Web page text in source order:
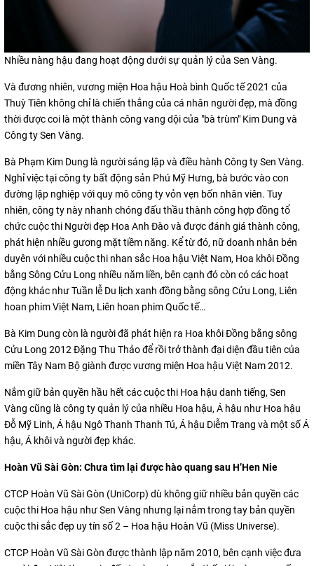
Nhiều nàng hậu đang hoạt động dưới sự quản lý của Sen Vàng.
Và đương nhiên, vương miện Hoa hậu Hoà bình Quốc tế 2021 của
Thuỳ Tiên không chỉ là chiến thắng của cá nhân người đẹp, mà đồng
thời được coi là một thành công vang dội của "bà trùm" Kim Dung và
Công ty Sen Vàng.
Bà Phạm Kim Dung là người sáng lập và điều hành Công ty Sen Vàng.
Nghỉ việc tại công ty bất động sản Phú Mỹ Hưng, bà bước vào con
đường lập nghiệp với quy mô công ty vỏn vẹn bốn nhân viên. Tuy
nhiên, công ty này nhanh chóng đấu thầu thành công hợp đồng tổ
chức cuộc thi Người đẹp Hoa Anh Đào và được đánh giá thành công,
phát hiện nhiều gương mặt tiềm năng. Kể từ đó, nữ doanh nhân bén
duyên với nhiều cuộc thi nhan sắc Hoa hậu Việt Nam, Hoa khôi Ðồng
bằng Sông Cửu Long nhiều năm liền, bên cạnh đó còn có các hoạt
động khác như Tuần lễ Du lịch xanh đồng bằng sông Cửu Long, Liên
hoan phim Việt Nam, Liên hoan phim Quốc tế…
Bà Kim Dung còn là người đã phát hiện ra Hoa khôi Đồng bằng sông
Cửu Long 2012 Đặng Thu Thảo để rồi trở thành đại diện đầu tiên của
miền Tây Nam Bộ giành được vương miện Hoa hậu Việt Nam 2012.
Nắm giữ bản quyền hầu hết các cuộc thi Hoa hậu danh tiếng, Sen
Vàng cũng là công ty quản lý của nhiều Hoa hậu, Á hậu như Hoa hậu
Đỗ Mỹ Linh, Á hậu Ngô Thanh Thanh Tú, Á hậu Diễm Trang và một số Á
hậu, Á khôi và người đẹp khác.
Hoàn Vũ Sài Gòn: Chưa tìm lại được hào quang sau H’Hen Nie
CTCP Hoàn Vũ Sài Gòn (UniCorp) dù không giữ nhiều bản quyền các
cuộc thi Hoa hậu như Sen Vàng nhưng lại nắm trong tay bản quyền
cuộc thi sắc đẹp uy tín số 2 – Hoa hậu Hoàn Vũ (Miss Universe).
CTCP Hoàn Vũ Sài Gòn được thành lập năm 2010, bên cạnh việc đưa